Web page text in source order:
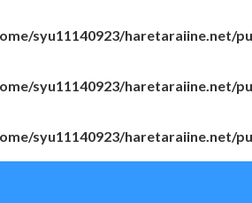
syu11140923/haretaraiine.net/
syu11140923/haretaraiine.net/
syu11140923/haretaraiine.net/